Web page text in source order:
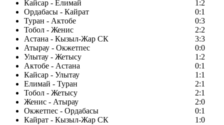
Кайсар - Елимай
1:2
Ордабасы - Кайрат
0:1
Туран - Актобе
0:3
Тобол - Женис
2:2
Астана - Кызыл-Жар СК
3:3
Атырау - Окжетпес
0:0
Улытау - Жетысу
1:2
Актобе - Астана
0:1
Кайсар - Улытау
1:1
Елимай - Туран
2:1
Тобол - Жетысу
2:1
Женис - Атырау
2:0
Окжетпес - Ордабасы
0:1
Кайрат - Кызыл-Жар СК
1:0